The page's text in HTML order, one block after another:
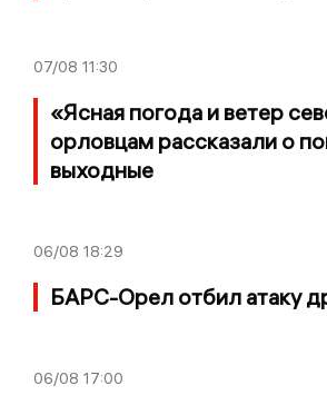
07/08 11:30
«Ясная погода и ветер
орловцам рассказали о
выходные
06/08 18:29
БАРС-Орел отбил атаку
06/08 17:00